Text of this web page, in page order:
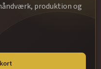
produktion og